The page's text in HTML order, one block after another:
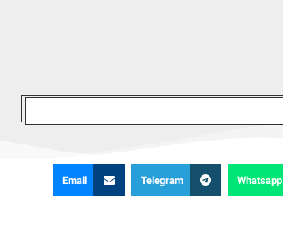
Whatsapp
Telegram
Email